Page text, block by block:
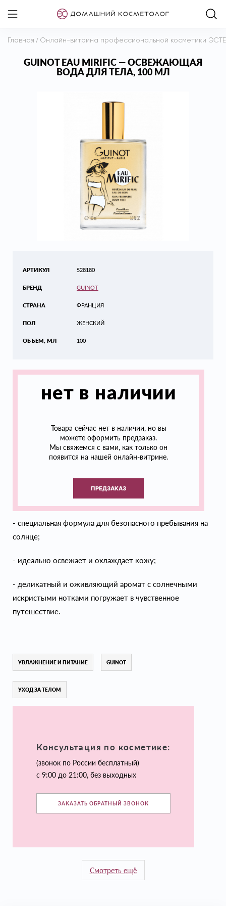
Главная / Онлайн-витрина профессиональной косметики
GUINOT EAU MIRIFIC — ОСВЕЖАЮЩАЯ
ВОДА ДЛЯ ТЕЛА, 100 МЛ
АРТИКУЛ
БРЕНД
СТРАНА
ПОЛ
ОБЪЕМ, МЛ
528180
GUINOT
ФРАНЦИЯ
ЖЕНСКИЙ
100
нет в наличии
Товара сейчас нет в наличии, но вы
можете оформить предзаказ.
Мы свяжемся с вами, как только он
появится на нашей онлайн-витрине.
ПРЕДЗАКАЗ
- специальная формула для безопасного пребывания на
солнце;
- идеально освежает и охлаждает кожу;
- деликатный и оживляющий аромат с солнечными
искристыми нотками погружает в чувственное
путешествие.
УВЛАЖНЕНИЕ И ПИТАНИЕ GUINOT
УХОД ЗА ТЕЛОМ
Консультация по косметике:
(звонок по России бесплатный)
с 9:00 до 21:00, без выходных
ЗАКАЗАТЬ ОБРАТНЫЙ ЗВОНОК
Смотреть ещё